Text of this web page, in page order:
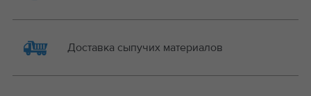
Доставка сыпучих материалов